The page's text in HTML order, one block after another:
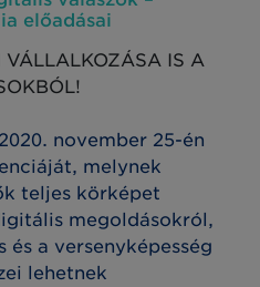
előadásai
VÁLLALKOZÁSA IS A
november 25-én
melynek
teljes körképet
megoldásokról,
és a versenyképesség
lehetnek